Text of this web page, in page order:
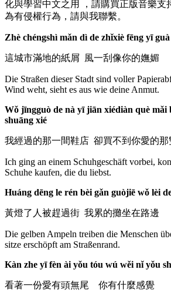
化與學習中文之用 ，請購買正版音樂支
為有侵權行為，請與我聯繫。
Zhè chéngshì mǎn dì de zhǐxiè fēng yī
這城市滿地的紙屑 風一刮像你的嫵媚
Die Straßen dieser Stadt sind voller
Wind weht, sieht es aus wie deine Anmut.
Wǒ jīngguò de nà yī jiān xiédiàn què mǎi
shuāng xié
我經過的那一間鞋店 卻買不到你愛的那
Ich ging an einem Schuhgeschäft vorbei,
Schuhe kaufen, die du liebst.
Huáng dēng le rén bèi gǎn guòjiē wǒ lèi
黃燈了人被趕過街 我累的攤坐在路邊
Die gelben Ampeln treiben die Menschen
sitze erschöpft am Straßenrand.
Kàn zhe yī fèn ài yǒu tóu wú wěi nǐ yǒu
看著一份愛有頭無尾 你有什麼感覺